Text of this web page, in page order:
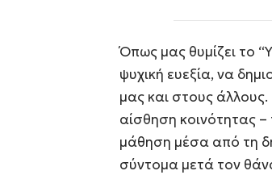
Όπως μας θυμίζει το
ψυχική ευεξία, να
μας και στους
αίσθηση κοινότητας
μάθηση μέσα από τη
σύντομα μετά τον